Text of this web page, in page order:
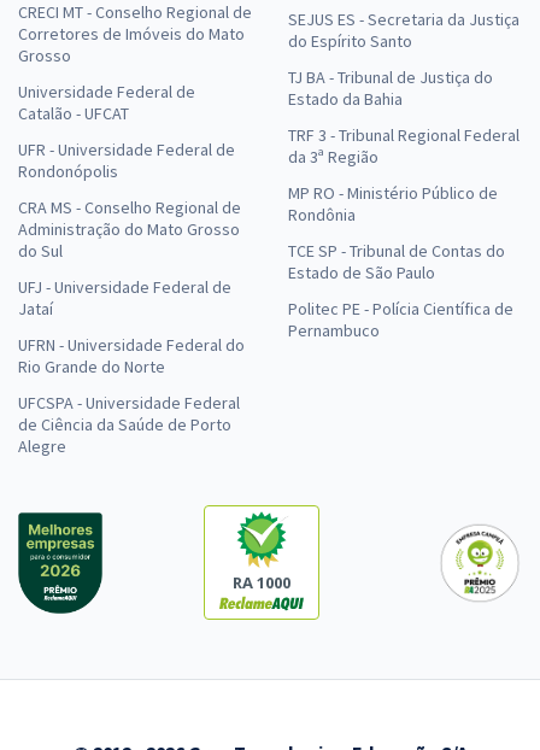
CRECI MT - Conselho Regional de
Corretores de Imóveis do Mato
Grosso
Universidade Federal de
Catalão - UFCAT
UFR - Universidade Federal de
Rondonópolis
CRA MS - Conselho Regional de
Administração do Mato Grosso
do Sul
UFJ - Universidade Federal de
Jataí
UFRN - Universidade Federal do
Rio Grande do Norte
UFCSPA - Universidade Federal
de Ciência da Saúde de Porto
Alegre
SEJUS ES - Secretaria da Justiça
do Espírito Santo
TJ BA - Tribunal de Justiça do
Estado da Bahia
TRF 3 - Tribunal Regional Federal
da 3ª Região
MP RO - Ministério Público de
Rondônia
TCE SP - Tribunal de Contas do
Estado de São Paulo
Politec PE - Polícia Científica de
Pernambuco
RA 1000